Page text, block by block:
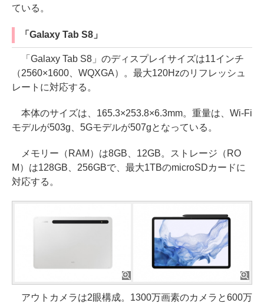
ている。
「Galaxy Tab S8」
「Galaxy Tab S8」のディスプレイサイズは11インチ
（2560×1600、WQXGA）。最大120Hzのリフレッシュ
レートに対応する。
本体のサイズは、165.3×253.8×6.3mm。重量は、Wi-Fi
モデルが503g、5Gモデルが507gとなっている。
メモリー（RAM）は8GB、12GB。ストレージ（RO
M）は128GB、256GBで、最大1TBのmicroSDカードに
対応する。
アウトカメラは2眼構成。1300万画素のカメラと600万